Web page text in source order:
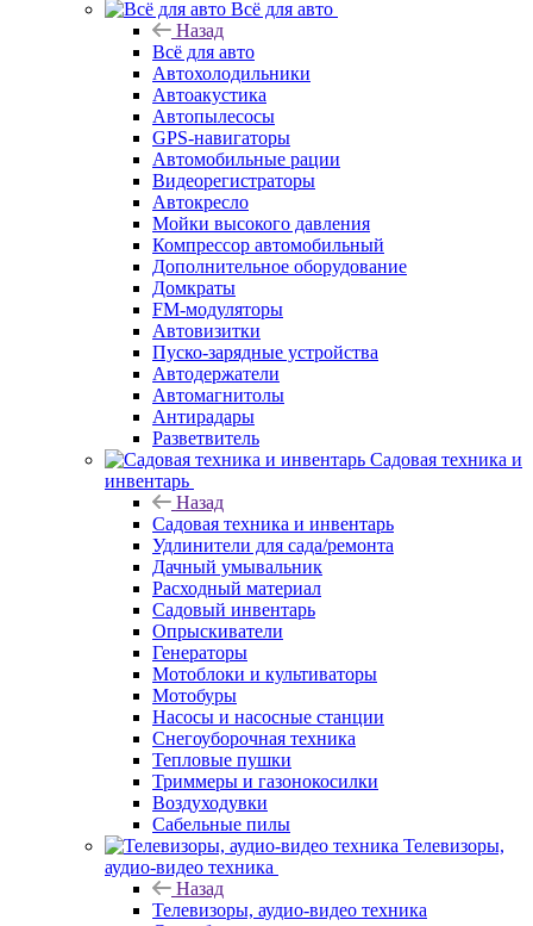
Всё для авто
Назад
Всё для авто
Автохолодильники
Автоакустика
Автопылесосы
GPS-навигаторы
Автомобильные рации
Видеорегистраторы
Автокресло
Мойки высокого давления
Компрессор автомобильный
Дополнительное оборудование
Домкраты
FM-модуляторы
Автовизитки
Пуско-зарядные устройства
Автодержатели
Автомагнитолы
Антирадары
Разветвитель
Садовая техника и
инвентарь
Назад
Садовая техника и инвентарь
Удлинители для сада/ремонта
Дачный умывальник
Расходный материал
Садовый инвентарь
Опрыскиватели
Генераторы
Мотоблоки и культиваторы
Мотобуры
Насосы и насосные станции
Снегоуборочная техника
Тепловые пушки
Триммеры и газонокосилки
Воздуходувки
Сабельные пилы
Телевизоры,
аудио-видео техника
Назад
Телевизоры, аудио-видео техника